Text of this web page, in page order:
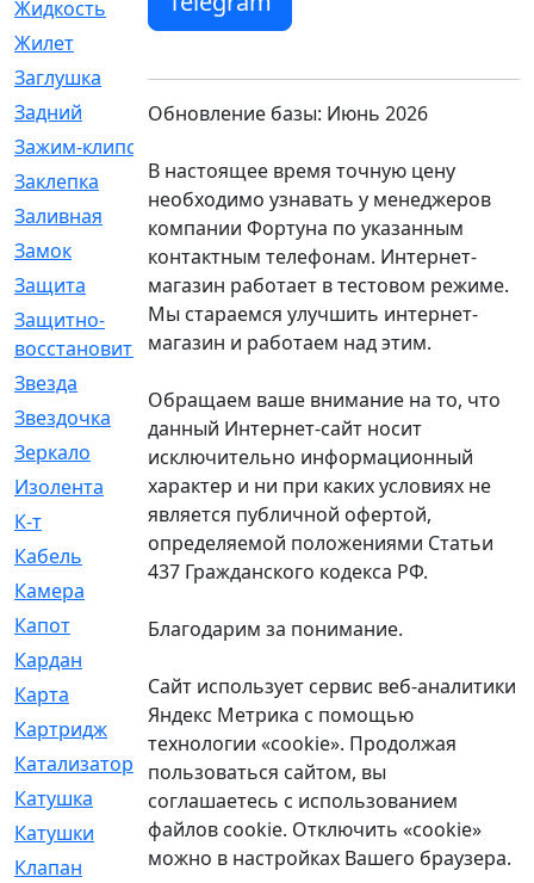
Жидкость
[80]
Жилет
Заглушка
[21]
Задний
[528]
Зажим-клипса
Заклепка
[1]
Заливная
[4]
Замок
[12]
Защита
[79]
Защитно-
восстановительный
[4]
Звезда
Звездочка
[5]
Зеркало
[369]
Изолента
[1]
К-т
[13]
Кабель
[50]
Камера
[4]
Капот
[144]
Кардан
Карта
[2]
Картридж
[250]
Катализатор
[1]
Катушка
[2]
Катушки
[291]
Клапан
[375]
Обновление базы: Июнь 2026
В настоящее время точную цену
необходимо узнавать у менеджеров
компании Фортуна по указанным
контактным телефонам. Интернет-
магазин работает в тестовом режиме.
Мы стараемся улучшить интернет-
магазин и работаем над этим.
Обращаем ваше внимание на то, что
данный Интернет-сайт носит
исключительно информационный
характер и ни при каких условиях не
является публичной офертой,
определяемой положениями Статьи
437 Гражданского кодекса РФ.
Благодарим за понимание.
Сайт использует сервис веб-аналитики
Яндекс Метрика с помощью
технологии «cookie». Продолжая
пользоваться сайтом, вы
соглашаетесь с использованием
файлов cookie. Отключить «cookie»
можно в настройках Вашего браузера.